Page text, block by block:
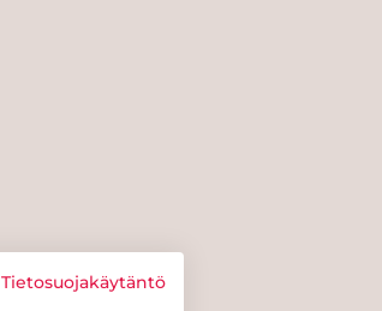
Tietosuojakäytäntö